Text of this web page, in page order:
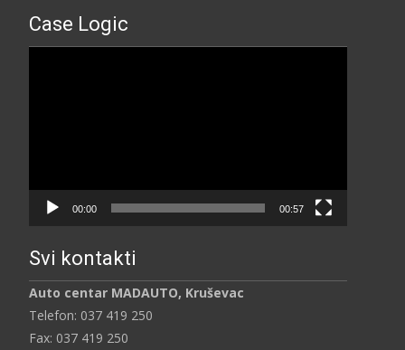
Case Logic
00:00 00:57
Svi kontakti
Auto centar MADAUTO, Kruševac
Telefon: 037 419 250
Fax: 037 419 250